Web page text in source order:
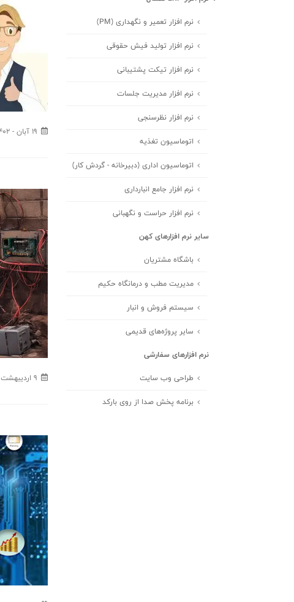
نرم افزار تعمیر و نگهداری (PM)
نرم افزار تولید فیش حقوقی
نرم افزار تیکت پشتیبانی
نرم افزار مدیریت جلسات
نرم افزار نظرسنجی
اتوماسیون تغذیه
اتوماسیون اداری (دبیرخانه - گردش کار)
نرم افزار جامع انبارداری
نرم افزار حراست و نگهبانی
سایر نرم افزارهای کهن
باشگاه مشتریان
مدیریت مطب و درمانگاه حکیم
سیستم فروش و انبار
سایر پروژه‌های قدیمی
نرم افزارهای سفارشی
طراحی وب سایت
برنامه پخش صدا از روی بارکد